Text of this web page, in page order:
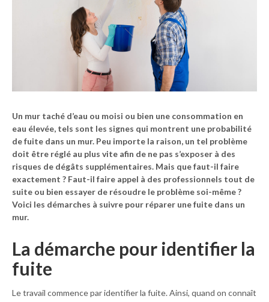
Un mur taché d’eau ou moisi ou bien une consommation en
eau élevée, tels sont les signes qui montrent une probabilité
de fuite dans un mur. Peu importe la raison, un tel problème
doit être réglé au plus vite afin de ne pas s’exposer à des
risques de dégâts supplémentaires. Mais que faut-il faire
exactement ? Faut-il faire appel à des professionnels tout de
suite ou bien essayer de résoudre le problème soi-même ?
Voici les démarches à suivre pour réparer une fuite dans un
mur.
La démarche pour identifier la
fuite
Le travail commence par identifier la fuite. Ainsi, quand on connaît